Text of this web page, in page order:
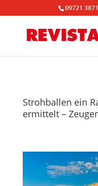
09721
Strohballen ein
ermittelt –